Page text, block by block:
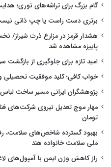
گام بزرگ برای تراشه‌های نوری؛
برتری دست راست یا چپ ذاتی
هشدار قرمز در مزارع ذرت شیراز/
پاییزه مشاهده شد
امید تازه برای جلوگیری از بازگشت
خواب کافی؛ کلید موفقیت تحصیلی
پژوهشگران ایرانی مسیر ساخت
تومان
بهبود گسترده شاخص‌های سلامت،
ملی سلامت خانواده هند
راز کاهش وزن ایمن با آمپول‌های